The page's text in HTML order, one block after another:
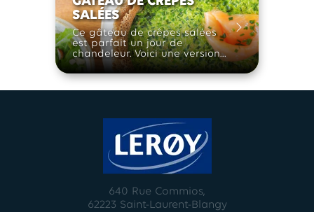
SALÉES
Ce gâteau de crêpes salées
est parfait un jour de
chandeleur. Voici une version
revisitée de la galette
« nordique », plus besoin
640 Rue Commios,
62223 Saint-Laurent-Blangy